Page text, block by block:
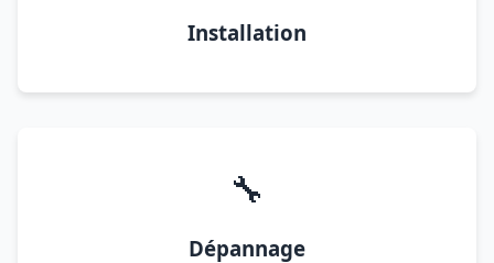
Installation
🔧
Dépannage